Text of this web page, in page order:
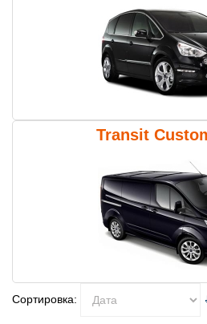
Transit
Сортировка: